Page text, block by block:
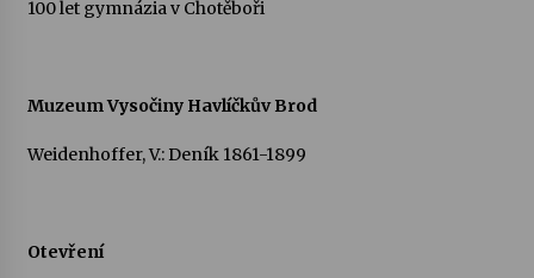
100 let gymnázia v Chotěboři
Muzeum Vysočiny Havlíčkův Brod
Weidenhoffer, V.: Deník 1861-1899
Otevření